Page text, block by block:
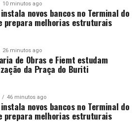
10 minutos ago
novos bancos no Terminal do
prepara melhorias estruturais
26 minutos ago
de Obras e Fiemt estudam
da Praça do Buriti
46 minutos ago
novos bancos no Terminal do
prepara melhorias estruturais